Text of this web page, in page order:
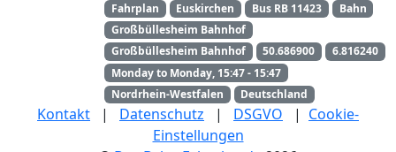
Fahrplan Euskirchen Bus RB 11423
Bahn
Großbüllesheim Bahnhof
Großbüllesheim Bahnhof
50.686900
6.816240
Monday to Monday, 15:47 - 15:47
Nordrhein-Westfalen
Deutschland
Kontakt | Datenschutz | DSGVO | Cookie-
Einstellungen